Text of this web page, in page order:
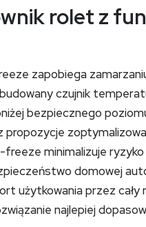
rolet z
zapobiega
czujnik
bezpiecznego
propozycje
minimalizuje
domowej
użytkowania przez cały
najlepiej